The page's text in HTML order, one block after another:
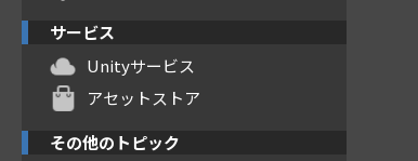
サービス
Unityサービス
アセットストア
その他のトピック